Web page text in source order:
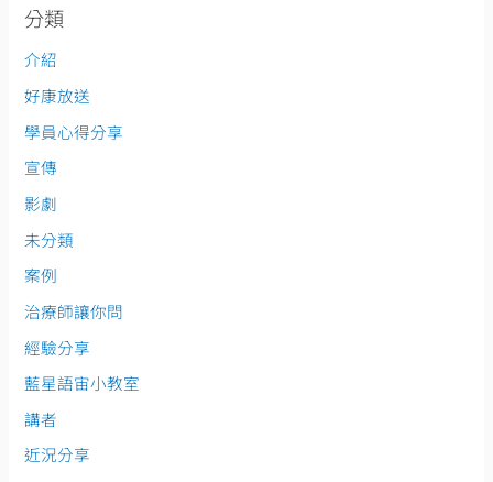
分類
介紹
好康放送
學員心得分享
宣傳
影劇
未分類
案例
治療師讓你問
經驗分享
藍星語宙小教室
講者
近況分享